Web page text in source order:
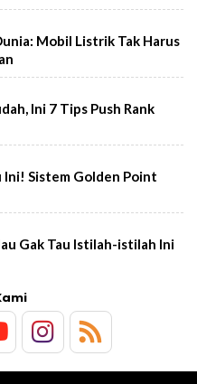
Mobil Listrik Tak Harus
Ini 7 Tips Push Rank
Ini! Sistem Golden Point
Gak Tau Istilah-istilah Ini